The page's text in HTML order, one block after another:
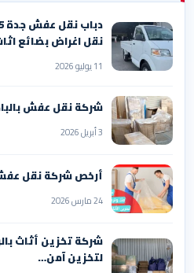
نقل اغراض بضائع
11 يوليو 2026
شركة نقل عفش
3 أبريل 2026
أرخص شركة نقل
24 مارس 2026
شركة تخزين أثاث
لتخزين آمن…